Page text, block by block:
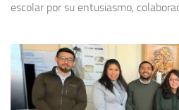
escolar por su entusiasmo,